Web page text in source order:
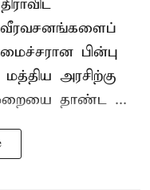
வீரவசனங்களைப்
பின்பு
அரசிற்கு
தாண்ட ...